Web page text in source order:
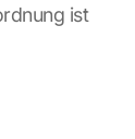
ist